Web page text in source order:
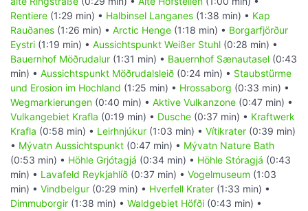
Rentiere (1:29 min) • Halbinsel Langanes (1:38 min) • Kap
Rauðanes (1:26 min) • Arctic Henge (1:18 min) • Borgarfjörður
Eystri (1:19 min) • Aussichtspunkt Weißer Stuhl (0:28 min) •
Bauernhof Möðrudalur (1:31 min) • Bauernhof Sænautasel (0:43
min) • Aussichtspunkt Möðrudalsleið (0:24 min) • Staubstürme
und Erosion im Hochland (1:25 min) • Hrossaborg (0:33 min) •
Wegmarkierungen (0:40 min) • Aktive Vulkanzone (0:47 min) •
Vulkangebiet Krafla (0:19 min) • Dusche (0:37 min) • Kraftwerk
Krafla (0:58 min) • Leirhnjúkur (1:03 min) • Vítikrater (0:39 min)
• Mývatn Aussichtspunkt (0:47 min) • Mývatn Nature Bath
(0:53 min) • Höhle Grjótagjá (0:34 min) • Höhle Stóragjá (0:43
min) • Lavafeld Reykjahlíð (0:37 min) • Vogelmuseum (1:03
min) • Vindbelgur (0:29 min) • Hverfell Krater (1:33 min) •
Dimmuborgir (1:38 min) • Waldgebiet Höfði (0:43 min) •